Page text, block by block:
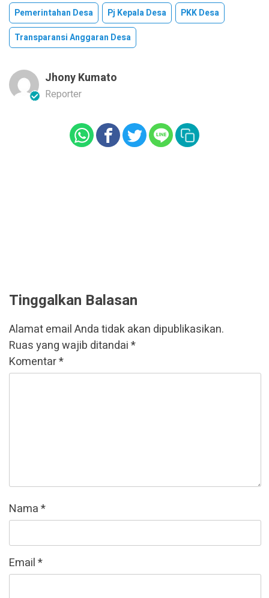
Pemerintahan Desa Pj Kepala Desa
PKK Desa
Transparansi Anggaran Desa
Jhony Kumato
Reporter
Tinggalkan Balasan
Alamat email Anda tidak akan dipublikasikan.
Ruas yang wajib ditandai*
Komentar*
Nama*
Email*